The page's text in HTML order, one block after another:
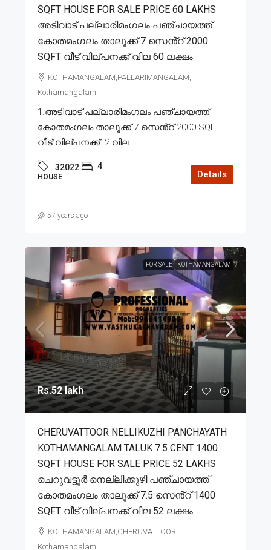
SQFT HOUSE FOR SALE PRICE 60 LAKHS
അടിവാട് പല്ലാരിമംഗലം പഞ്ചായത്ത്
കോതമംഗലം താലൂക്ക് 7 സെൻ്റ് 2000
SQFT വീട് വില്പനക്ക് വില 60 ലക്ഷം
KOTHAMANGALAM,PALLARIMANGALAM,
Kothamangalam
1.അടിവാട് പല്ലാരിമംഗലം പഞ്ചായത്ത്
കോതമംഗലം താലൂക്ക് 7 സെൻ്റ് 2000 SQFT
വീട് വില്പനക്ക്. 2.വില...
32022 4
HOUSE Details
57 years ago
FOR SALE KOTHAMANGALAM
Rs.52 lakh
CHERUVATTOOR NELLIKUZHI PANCHAYATH
KOTHAMANGALAM TALUK 7.5 CENT 1400
SQFT HOUSE FOR SALE PRICE 52 LAKHS
ചെറുവട്ടൂർ നെല്ലിക്കുഴി പഞ്ചായത്ത്
കോതമംഗലം താലൂക്ക് 7.5 സെൻ്റ് 1400
SQFT വീട് വില്പനക്ക് വില 52 ലക്ഷം
KOTHAMANGALAM,CHERUVATTOOR,
Kothamangalam